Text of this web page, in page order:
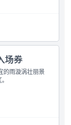
场券
的雨漩涡壮丽景